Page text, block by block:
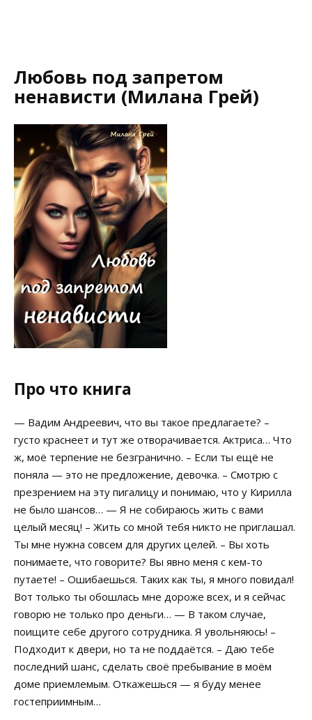
Любовь под запретом
ненависти (Милана Грей)
Про что книга
— Вадим Андреевич, что вы такое предлагаете? –
густо краснеет и тут же отворачивается. Актриса… Что
ж, моё терпение не безгранично. – Если ты ещё не
поняла — это не предложение, девочка. – Смотрю с
презрением на эту пигалицу и понимаю, что у Кирилла
не было шансов… — Я не собираюсь жить с вами
целый месяц! – Жить со мной тебя никто не приглашал.
Ты мне нужна совсем для других целей. – Вы хоть
понимаете, что говорите? Вы явно меня с кем-то
путаете! – Ошибаешься. Таких как ты, я много повидал!
Вот только ты обошлась мне дороже всех, и я сейчас
говорю не только про деньги… — В таком случае,
поищите себе другого сотрудника. Я увольняюсь! –
Подходит к двери, но та не поддаётся. – Даю тебе
последний шанс, сделать своё пребывание в моём
доме приемлемым. Откажешься — я буду менее
гостеприимным…